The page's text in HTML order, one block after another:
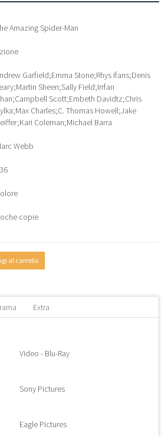
Amazing Spider-Man
Garfield;Emma Stone;Rhys Ifans;Denis
;Martin Sheen;Sally Field;Irrfan
;Campbell Scott;Embeth Davidtz;Chris
;Max Charles;C. Thomas Howell;Jake
;Kari Coleman;Michael Barra
Webb
copie
al carrello
Extra
Video - Blu-Ray
Sony Pictures
Eagle Pictures